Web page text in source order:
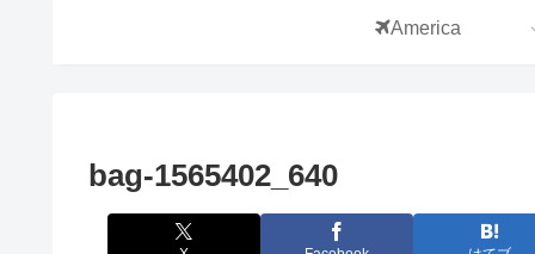
America
bag-1565402_640